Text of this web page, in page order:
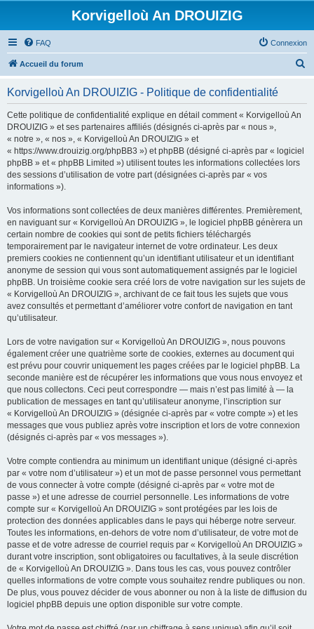
Korvigelloù An DROUIZIG
FAQ Connexion
Accueil du forum
Korvigelloù An DROUIZIG - Politique de confidentialité
Cette politique de confidentialité explique en détail comment « Korvigelloù An
DROUIZIG » et ses partenaires affiliés (désignés ci-après par « nous »,
« notre », « nos », « Korvigelloù An DROUIZIG » et
« https://www.drouizig.org/phpBB3 ») et phpBB (désigné ci-après par « logiciel
phpBB » et « phpBB Limited ») utilisent toutes les informations collectées lors
des sessions d’utilisation de votre part (désignées ci-après par « vos
informations »).
Vos informations sont collectées de deux manières différentes. Premièrement,
en naviguant sur « Korvigelloù An DROUIZIG », le logiciel phpBB génèrera un
certain nombre de cookies qui sont de petits fichiers téléchargés
temporairement par le navigateur internet de votre ordinateur. Les deux
premiers cookies ne contiennent qu’un identifiant utilisateur et un identifiant
anonyme de session qui vous sont automatiquement assignés par le logiciel
phpBB. Un troisième cookie sera créé lors de votre navigation sur les sujets de
« Korvigelloù An DROUIZIG », archivant de ce fait tous les sujets que vous
avez consultés et permettant d’améliorer votre confort de navigation en tant
qu’utilisateur.
Lors de votre navigation sur « Korvigelloù An DROUIZIG », nous pouvons
également créer une quatrième sorte de cookies, externes au document qui
est prévu pour couvrir uniquement les pages créées par le logiciel phpBB. La
seconde manière est de récupérer les informations que vous nous envoyez et
que nous collectons. Ceci peut correspondre — mais n’est pas limité à — la
publication de messages en tant qu’utilisateur anonyme, l’inscription sur
« Korvigelloù An DROUIZIG » (désignée ci-après par « votre compte ») et les
messages que vous publiez après votre inscription et lors de votre connexion
(désignés ci-après par « vos messages »).
Votre compte contiendra au minimum un identifiant unique (désigné ci-après
par « votre nom d’utilisateur ») et un mot de passe personnel vous permettant
de vous connecter à votre compte (désigné ci-après par « votre mot de
passe ») et une adresse de courriel personnelle. Les informations de votre
compte sur « Korvigelloù An DROUIZIG » sont protégées par les lois de
protection des données applicables dans le pays qui héberge notre serveur.
Toutes les informations, en-dehors de votre nom d’utilisateur, de votre mot de
passe et de votre adresse de courriel requis par « Korvigelloù An DROUIZIG »
durant votre inscription, sont obligatoires ou facultatives, à la seule discrétion
de « Korvigelloù An DROUIZIG ». Dans tous les cas, vous pouvez contrôler
quelles informations de votre compte vous souhaitez rendre publiques ou non.
De plus, vous pouvez décider de vous abonner ou non à la liste de diffusion du
logiciel phpBB depuis une option disponible sur votre compte.